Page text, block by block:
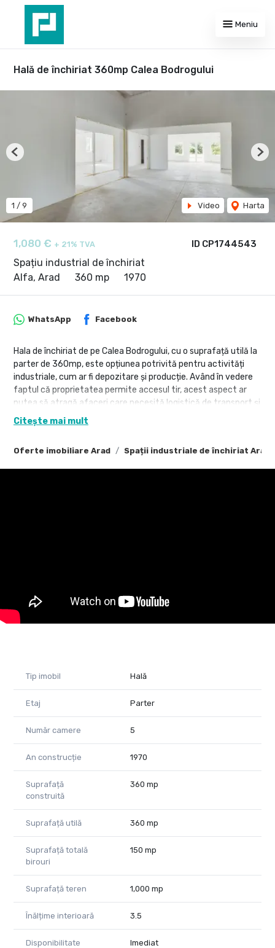
Meniu
Hală de închiriat 360mp Calea Bodrogului
ID CP1744543
1,080 € + 21% TVA
Spațiu industrial de închiriat
Alfa, Arad
360 mp 1970
1 / 9 Video Harta
Previous
Oferte imobiliare Arad Spații industriale de închiriat Arad
WhatsApp Facebook
Hala de închiriat de pe Calea Bodrogului, cu o suprafață utilă la
parter de 360mp, este opțiunea potrivită pentru activități
industriale, cum ar fi depozitare și producție. Având în vedere
faptul că proprietatea permite accesul tir, acest aspect ar
putea să atragă afaceri care necesită logistică de transport și
distribuție.
Beneficiul unei parcări cu 10 locuri este de asemenea
clienți sau vizitatori.
Citește mai mult
Tip imobil Hală
Etaj Parter
Număr camere 5
An construcție 1970
Suprafață
construită
360 mp
Suprafață utilă 360 mp
Suprafață totală
birouri
150 mp
Suprafață teren 1,000 mp
Înălțime interioară 3.5
Disponibilitate Imediat